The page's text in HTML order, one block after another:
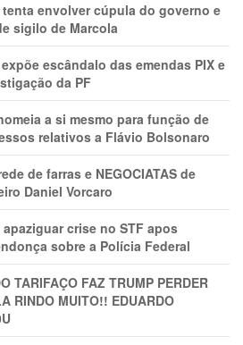
envolver cúpula do governo e
sigilo de Marcola
escândalo das emendas PIX e
da PF
a si mesmo para função de
relativos a Flávio Bolsonaro
de farras e NEGOCIATAS de
Daniel Vorcaro
crise no STF apos
sobre a Polícia Federal
TARIFAÇO FAZ TRUMP PERDER
RINDO MUITO!! EDUARDO